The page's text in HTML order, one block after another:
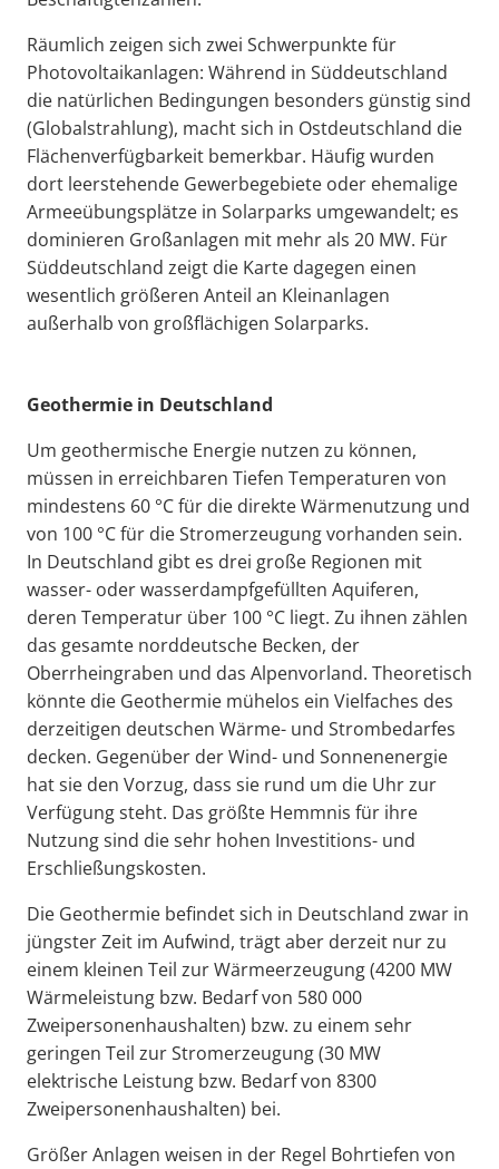
Räumlich zeigen sich zwei Schwerpunkte für
Photovoltaikanlagen: Während in Süddeutschland
die natürlichen Bedingungen besonders günstig sind
(Globalstrahlung), macht sich in Ostdeutschland die
Flächenverfügbarkeit bemerkbar. Häufig wurden
dort leerstehende Gewerbegebiete oder ehemalige
Armeeübungsplätze in Solarparks umgewandelt; es
dominieren Großanlagen mit mehr als 20 MW. Für
Süddeutschland zeigt die Karte dagegen einen
wesentlich größeren Anteil an Kleinanlagen
außerhalb von großflächigen Solarparks.
Geothermie in Deutschland
Um geothermische Energie nutzen zu können,
müssen in erreichbaren Tiefen Temperaturen von
mindestens 60 °C für die direkte Wärmenutzung und
von 100 °C für die Stromerzeugung vorhanden sein.
In Deutschland gibt es drei große Regionen mit
wasser- oder wasserdampfgefüllten Aquiferen,
deren Temperatur über 100 °C liegt. Zu ihnen zählen
das gesamte norddeutsche Becken, der
Oberrheingraben und das Alpenvorland. Theoretisch
könnte die Geothermie mühelos ein Vielfaches des
derzeitigen deutschen Wärme- und Strombedarfes
decken. Gegenüber der Wind- und Sonnenenergie
hat sie den Vorzug, dass sie rund um die Uhr zur
Verfügung steht. Das größte Hemmnis für ihre
Nutzung sind die sehr hohen Investitions- und
Erschließungskosten.
Die Geothermie befindet sich in Deutschland zwar in
jüngster Zeit im Aufwind, trägt aber derzeit nur zu
einem kleinen Teil zur Wärmeerzeugung (4200 MW
Wärmeleistung bzw. Bedarf von 580 000
Zweipersonenhaushalten) bzw. zu einem sehr
geringen Teil zur Stromerzeugung (30 MW
elektrische Leistung bzw. Bedarf von 8300
Zweipersonenhaushalten) bei.
Größer Anlagen weisen in der Regel Bohrtiefen von